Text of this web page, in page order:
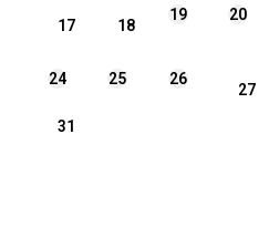
17 18
19 20
24 25 26
27
31